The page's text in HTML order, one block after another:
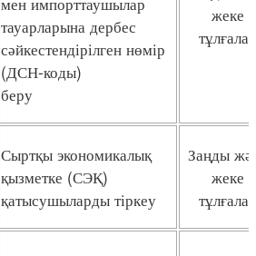
тауарларына дербес
сәйкестендірілген нөмір
(ДСН-коды)
беру
жеке
тұлғалар
Сыртқы экономикалық
қызметке (СЭҚ)
қатысушыларды тіркеу
Заңды
жеке
тұлғалар